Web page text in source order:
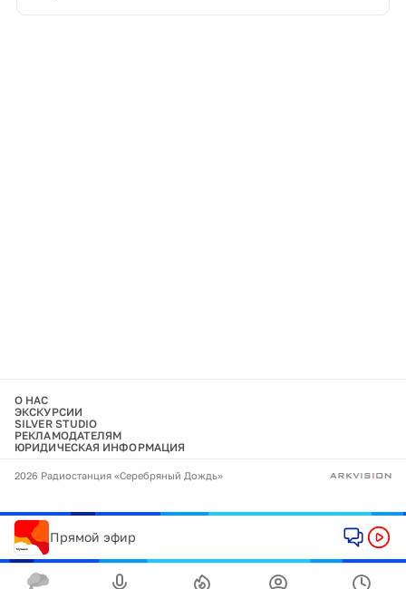
О НАС
ЭКСКУРСИИ
SILVER STUDIO
РЕКЛАМОДАТЕЛЯМ
ЮРИДИЧЕСКАЯ ИНФОРМАЦИЯ
2026 Радиостанция «Серебряный Дождь»
Прямой эфир